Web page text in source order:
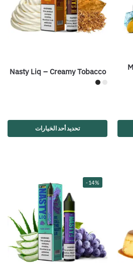
Nasty Liq – Creamy Tobacco
تحديد أحد الخيارات
-14%